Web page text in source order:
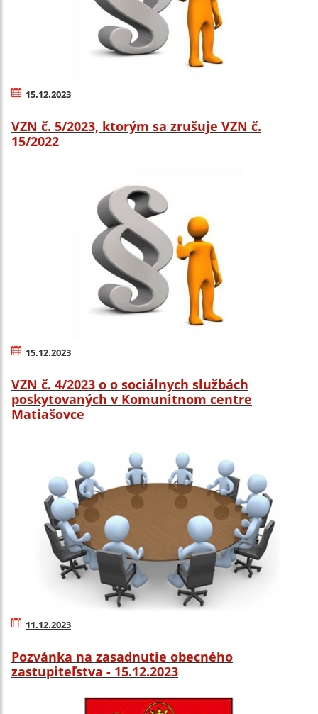
15.12.2023
VZN č. 5/2023, ktorým sa zrušuje VZN č.
15/2022
15.12.2023
VZN č. 4/2023 o o sociálnych službách
poskytovaných v Komunitnom centre
Matiašovce
11.12.2023
Pozvánka na zasadnutie obecného
zastupiteľstva - 15.12.2023